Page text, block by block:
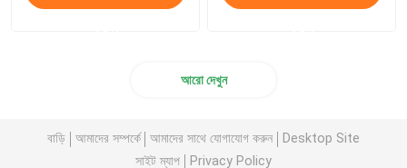
আরো দেখুন
বাড়ি আমাদের সম্পর্কে আমাদের সাথে যোগাযোগ করুন
Desktop Site
সাইট ম্যাপ
Privacy Policy